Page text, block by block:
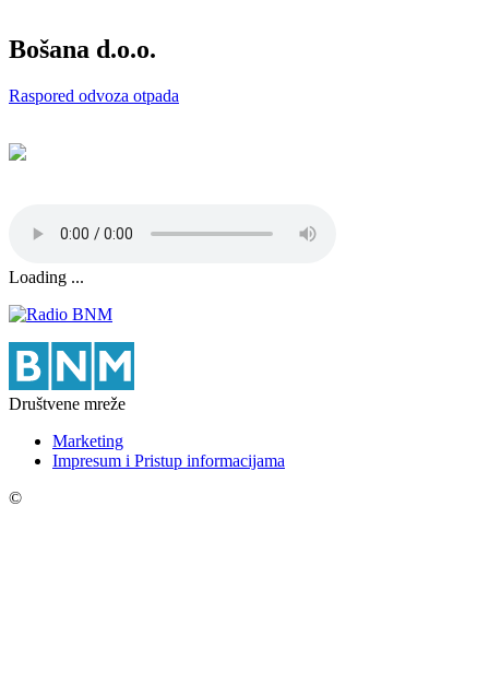
Bošana d.o.o.
Raspored odvoza otpada
Loading ...
Društvene mreže
Marketing
Impresum i Pristup informacijama
©